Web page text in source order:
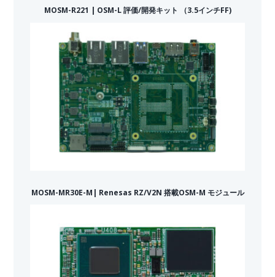
MOSM-R221 | OSM-L 評価/開発キット （3.5インチFF)
MOSM-MR30E-M| Renesas RZ/V2N 搭載OSM-M モジュール